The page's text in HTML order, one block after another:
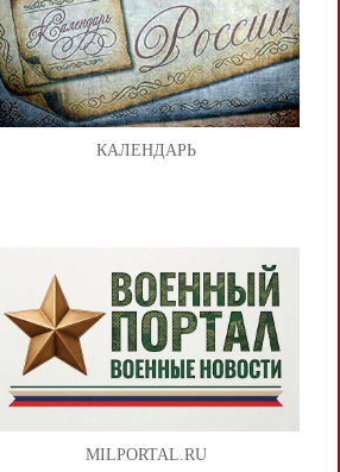
КАЛЕНДАРЬ
MILPORTAL.RU